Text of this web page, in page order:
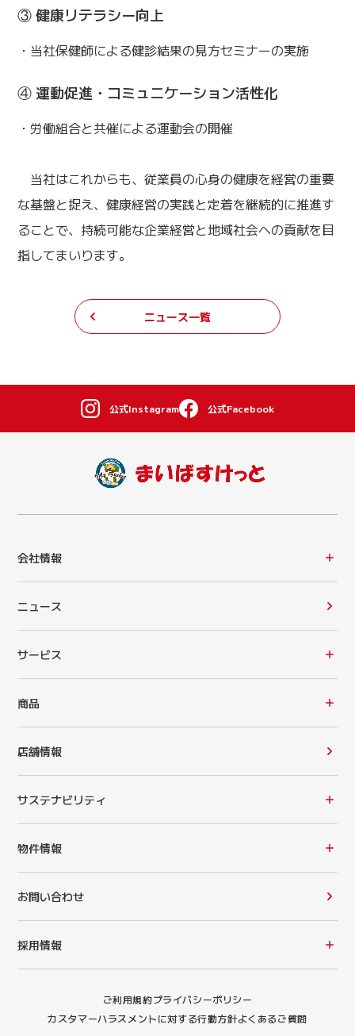
③ 健康リテラシー向上
・当社保健師による健診結果の見方セミナーの実施
④ 運動促進・コミュニケーション活性化
・労働組合と共催による運動会の開催
当社はこれからも、従業員の心身の健康を経営の重要
な基盤と捉え、健康経営の実践と定着を継続的に推進す
ることで、持続可能な企業経営と地域社会への貢献を目
指してまいります。
ニュース一覧
公式Instagram 公式Facebook
会社情報
ニュース
サービス
商品
店舗情報
サステナビリティ
物件情報
お問い合わせ
採用情報
ご利用規約プライバシーポリシー
カスタマーハラスメントに対する行動方針よくあるご質問